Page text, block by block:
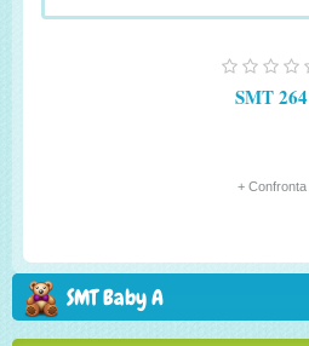
SMT 264
+ Confronta
SMT Baby A